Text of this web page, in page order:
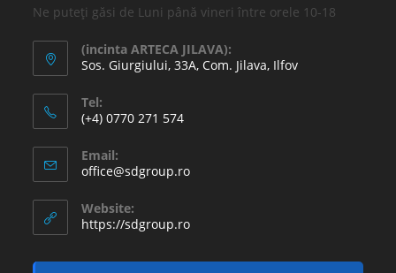
Ne puteți găsi de Luni până vineri între orele 10-18
(incinta ARTECA JILAVA):
Sos. Giurgiului, 33A, Com. Jilava, Ilfov
Tel:
(+4) 0770 271 574
Email:
office@sdgroup.ro
Website:
https://sdgroup.ro